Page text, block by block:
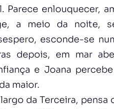
Parece enlouquecer,
a meio da noite,
esconde-se
depois, em mar
e Joana
maior.
da Terceira, pensa